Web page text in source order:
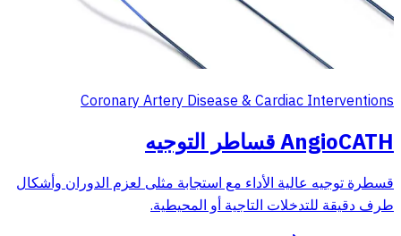
Coronary Artery Disease & Cardiac Interventions
AngioCATH قساطر التوجيه
قسطرة توجيه عالية الأداء مع استجابة مثلى لعزم الدوران وأشكال
طرف دقيقة للتدخلات التاجية أو المحيطية.